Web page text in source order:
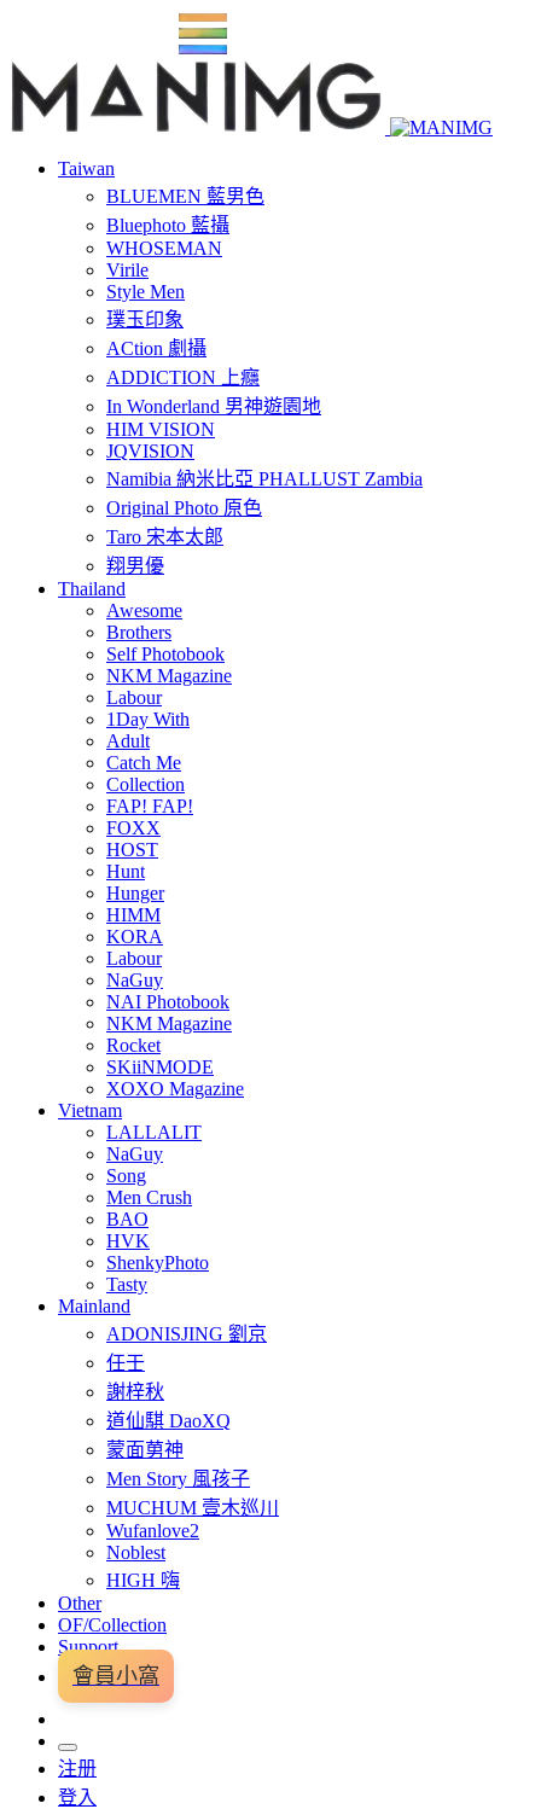
Taiwan
BLUEMEN 藍男色
Bluephoto 藍攝
WHOSEMAN
Virile
Style Men
璞玉印象
ACtion 劇攝
ADDICTION 上癮
In Wonderland 男神遊園地
HIM VISION
JQVISION
Namibia 納米比亞 PHALLUST Zambia
Original Photo 原色
Taro 宋本太郎
翔男優
Thailand
Awesome
Brothers
Self Photobook
NKM Magazine
Labour
1Day With
Adult
Catch Me
Collection
FAP! FAP!
FOXX
HOST
Hunt
Hunger
HIMM
KORA
Labour
NaGuy
NAI Photobook
NKM Magazine
Rocket
SKiiNMODE
XOXO Magazine
Vietnam
LALLALIT
NaGuy
Song
Men Crush
BAO
HVK
ShenkyPhoto
Tasty
Mainland
ADONISJING 劉京
任壬
謝梓秋
道仙騏 DaoXQ
蒙面莮神
Men Story 風孩子
MUCHUM 壹木巡川
Wufanlove2
Noblest
HIGH 嗨
Other
OF/Collection
Support
會員小窩
注册
登入